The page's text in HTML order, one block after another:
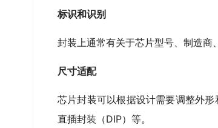
标识和识别
封装上通常有关于芯片型号、制造商
尺寸适配
芯片封装可以根据设计需要调整外
直插封装（DIP）等。